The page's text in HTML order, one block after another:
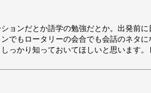
ンだとか語学の勉強だとか。出発前
もロータリーの会合でも会話のネタ
かり知っておいてほしいと思います。